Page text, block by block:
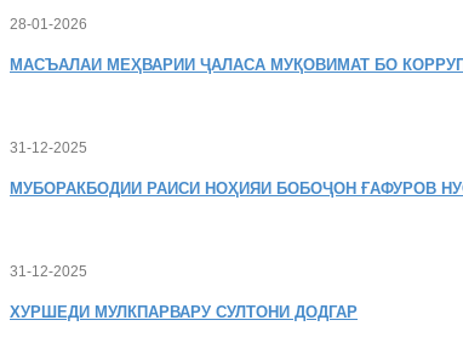
28-01-2026
МАСЪАЛАИ МЕҲВАРИИ ҶАЛАСА МУҚОВИМАТ БО
31-12-2025
МУБОРАКБОДИИ РАИСИ НОҲИЯИ БОБОҶОН ҒАФУРОВ
31-12-2025
ХУРШЕДИ МУЛКПАРВАРУ СУЛТОНИ ДОДГАР